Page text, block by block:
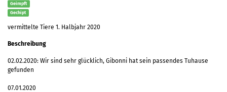
Geimpft
Gechipt
vermittelte Tiere 1. Halbjahr 2020
Beschreibung
02.02.2020: Wir sind sehr glücklich, Gibonni hat sein passendes Tuhause
gefunden
07.01.2020